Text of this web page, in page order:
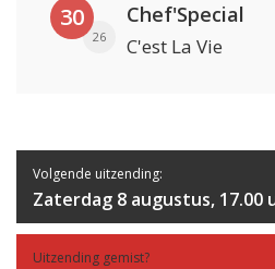
30
26
Chef'Special
C'est La Vie
Volgende uitzending:
Zaterdag 8 augustus, 17.00
Uitzending gemist?